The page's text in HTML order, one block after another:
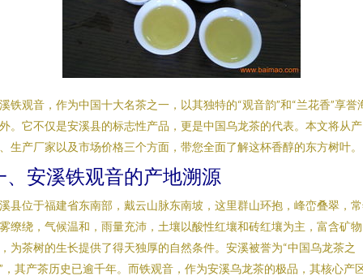
铁观音，作为中国十大名茶之一，以其独特的“观音韵”和“兰花香”享誉
。它不仅是安溪县的标志性产品，更是中国乌龙茶的代表。本文将从产
生产厂家以及市场价格三个方面，带您全面了解这杯香醇的东方树叶。
、安溪铁观音的产地溯源
县位于福建省东南部，戴云山脉东南坡，这里群山环抱，峰峦叠翠，
缭绕，气候温和，雨量充沛，土壤以酸性红壤和砖红壤为主，富含矿物
为茶树的生长提供了得天独厚的自然条件。安溪被誉为“中国乌龙茶之
，其产茶历史已逾千年。而铁观音，作为安溪乌龙茶的极品，其核心产